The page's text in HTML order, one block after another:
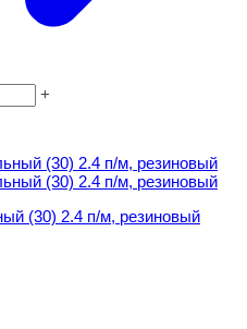
+
(30) 2.4 п/м, резиновый
(30) 2.4 п/м, резиновый